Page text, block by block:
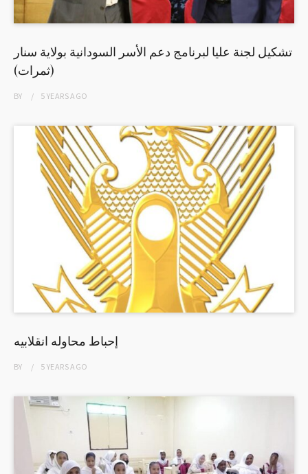
تشكيل لجنة عليا لبرنامج دعم الأسر السودانية بولاية سنار
(ثمرات)
BY 5 YEARSAGO
إحباط محاوله انقلابيه
BY 5 YEARSAGO